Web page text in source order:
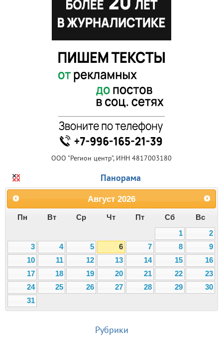
ООО "Регион центр", ИНН 4817003180
Панорама
Август 2026
Пн Вт Ср Чт Пт Сб
Вс
1
2
3
4 5 6 7 8
9
10
11 12 13 14 15
16
17
18 19 20 21 22
23
24
25 26 27 28 29
30
31
Рубрики